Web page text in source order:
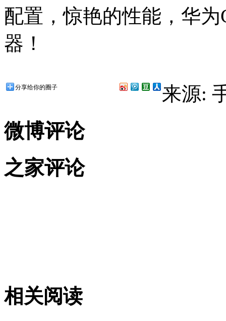
配置，惊艳的性能，华
器！
分享给你的圈子 来源:
微博评论
之家评论
相关阅读